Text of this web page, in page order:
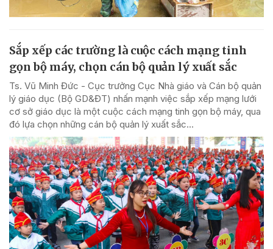
Sắp xếp các trường là cuộc cách mạng tinh
gọn bộ máy, chọn cán bộ quản lý xuất sắc
Ts. Vũ Minh Đức - Cục trưởng Cục Nhà giáo và Cán bộ quản
lý giáo dục (Bộ GD&ĐT) nhấn mạnh việc sắp xếp mạng lưới
cơ sở giáo dục là một cuộc cách mạng tinh gọn bộ máy, qua
đó lựa chọn những cán bộ quản lý xuất sắc...